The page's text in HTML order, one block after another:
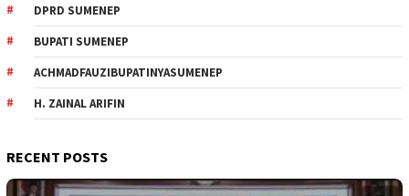
DPRD SUMENEP
BUPATI SUMENEP
ACHMADFAUZIBUPATINYASUMENEP
H. ZAINAL ARIFIN
RECENT POSTS